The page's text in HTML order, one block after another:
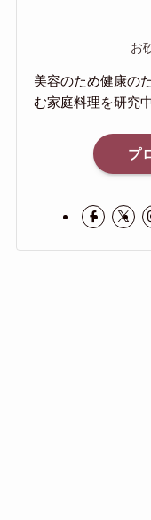
お
美容のため健康の
む家庭料理を研究中
プ